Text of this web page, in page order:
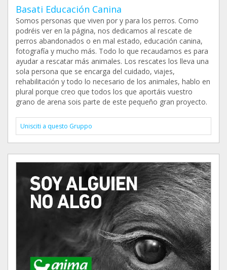
Basati Educación Canina
Somos personas que viven por y para los perros. Como
podréis ver en la página, nos dedicamos al rescate de
perros abandonados o en mal estado, educación canina,
fotografía y mucho más. Todo lo que recaudamos es para
ayudar a rescatar más animales. Los rescates los lleva una
sola persona que se encarga del cuidado, viajes,
rehabilitación y todo lo necesario de los animales, hablo en
plural porque creo que todos los que aportáis vuestro
grano de arena sois parte de este pequeño gran proyecto.
Unisciti a questo Gruppo